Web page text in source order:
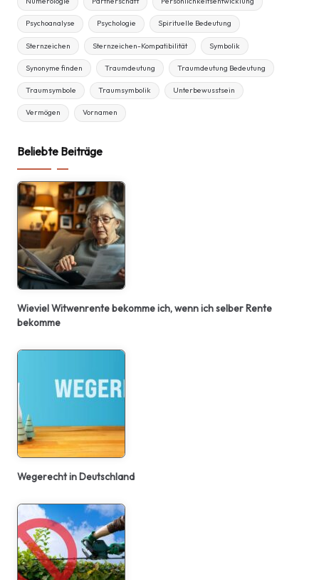
Psychoanalyse Psychologie Spirituelle Bedeutung
Sternzeichen Sternzeichen-Kompatibilität Symbolik
Synonyme finden Traumdeutung Traumdeutung Bedeutung
Traumsymbole Traumsymbolik Unterbewusstsein
Vermögen Vornamen
Beliebte Beiträge
Wieviel Witwenrente bekomme ich, wenn ich selber Rente
bekomme
Wegerecht in Deutschland